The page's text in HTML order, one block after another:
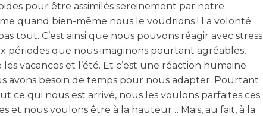
pour être assimilés sereinement par notre
quand bien-même nous le voudrions ! La volonté
tout. C’est ainsi que nous pouvons réagir avec stress
périodes que nous imaginons pourtant agréables,
vacances et l’été. Et c’est une réaction humaine
avons besoin de temps pour nous adapter. Pourtant
ce qui nous est arrivé, nous les voulons parfaites ces
et nous voulons être à la hauteur… Mais, au fait, à la